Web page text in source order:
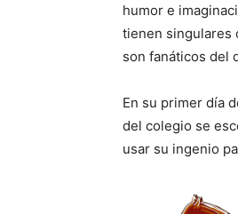
humor e
tienen singulares
son fanáticos del
En su primer día
del colegio se
usar su ingenio